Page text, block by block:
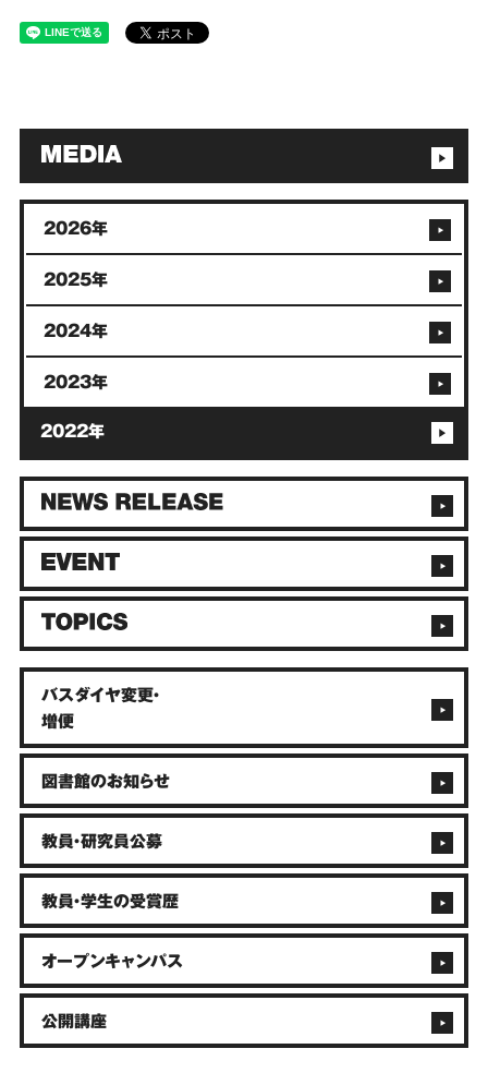
2026年
2025年
2024年
2023年
2022年
バスダイヤ変更・
増便
図書館のお知らせ
教員・研究員公募
教員・学生の受賞歴
オープンキャンパス
公開講座